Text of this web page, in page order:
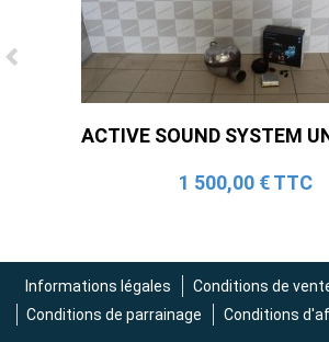
Ligne Cat-Back Active 4
(2015-2023)
2 690,00 € TTC
ACTIVE SOUND SYSTEM
1 500,00 € TTC
Informations légales
Conditions de
Conditions de parrainage
Conditions